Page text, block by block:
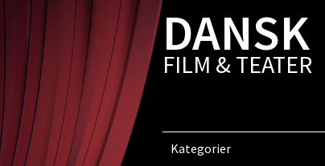
DANSK
FILM & TEATER
Kategorier